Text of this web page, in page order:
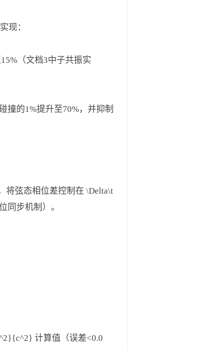
现：
（文档3中子共振实
撞的1%提升至70%，并抑制
将弦态相位差控制在 \Delta\t
同步机制）。
计算值（误差<0.0